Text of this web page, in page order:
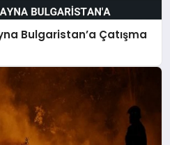
Bulgaristan’a Çatışma